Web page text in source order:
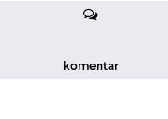
komentar